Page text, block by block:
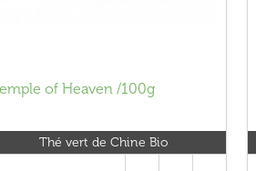
of Heaven /100g
Thé vert de Chine Bio